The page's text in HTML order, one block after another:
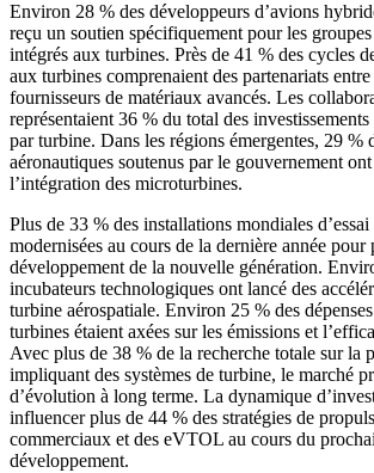
Environ 28 % des développeurs d’avions
reçu un soutien spécifiquement pour les
intégrés aux turbines. Près de 41 % des cycles
aux turbines comprenaient des partenariats
fournisseurs de matériaux avancés. Les
représentaient 36 % du total des
par turbine. Dans les régions émergentes, 29 %
aéronautiques soutenus par le gouvernement
l’intégration des microturbines.
Plus de 33 % des installations mondiales
modernisées au cours de la dernière année pour
développement de la nouvelle génération.
incubateurs technologiques ont lancé des
turbine aérospatiale. Environ 25 % des
turbines étaient axées sur les émissions et
Avec plus de 38 % de la recherche totale sur la
impliquant des systèmes de turbine, le marché
d’évolution à long terme. La dynamique
influencer plus de 44 % des stratégies de
commerciaux et des eVTOL au cours du
développement.